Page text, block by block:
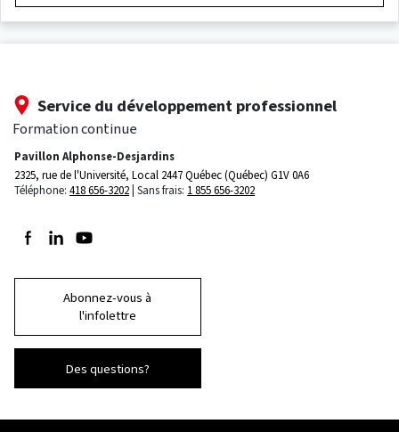
Service du développement professionnel
Formation continue
Pavillon Alphonse-Desjardins
2325, rue de l'Université, Local 2447Québec (Québec) G1V 0A6
Téléphone: 418 656-3202 Sans frais: 1 855 656-3202
Suivez-nous sur Facebook
Suivez-nous sur LinkedIn
Suivez-nous sur Youtube
Abonnez-vous à
l'infolettre
Des questions?